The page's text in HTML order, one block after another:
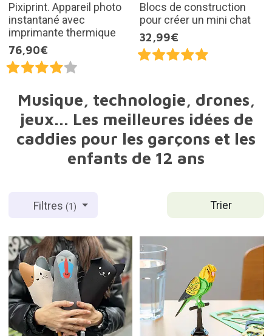
Pixiprint. Appareil photo
instantané avec
imprimante thermique
76,90€
Blocs de construction
pour créer un mini chat
32,99€
Musique, technologie, drones,
jeux... Les meilleures idées de
caddies pour les garçons et les
enfants de 12 ans
Trier
Filtres(1)